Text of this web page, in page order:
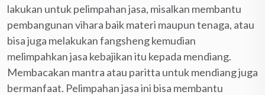
lakukan untuk pelimpahan jasa, misalkan membantu
pembangunan vihara baik materi maupun tenaga, atau
bisa juga melakukan fangsheng kemudian
melimpahkan jasa kebajikan itu kepada mendiang.
Membacakan mantra atau paritta untuk mendiang juga
bermanfaat. Pelimpahan jasa ini bisa membantu